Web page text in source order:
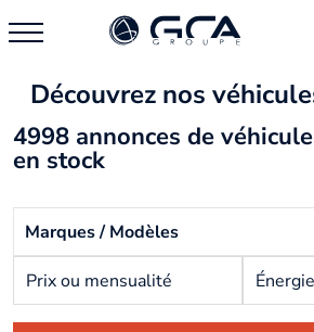
Découvrez nos
4998 annonces de
en stock
Marques / Modèles
Prix ou mensualité Énergie